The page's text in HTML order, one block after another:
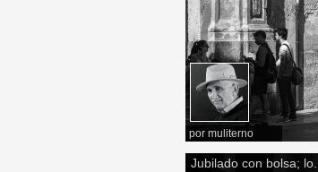
por muliterno
Jubilado con bolsa; lo...